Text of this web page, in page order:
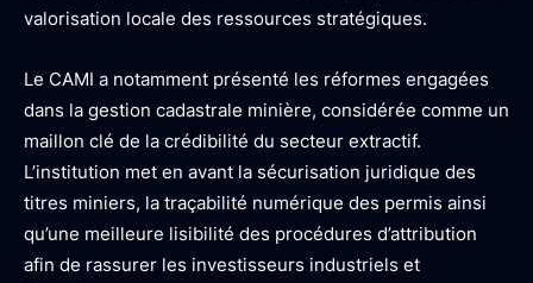
valorisation locale des ressources stratégiques.
Le CAMI a notamment présenté les réformes engagées
dans la gestion cadastrale minière, considérée comme un
maillon clé de la crédibilité du secteur extractif.
L’institution met en avant la sécurisation juridique des
titres miniers, la traçabilité numérique des permis ainsi
qu’une meilleure lisibilité des procédures d’attribution
afin de rassurer les investisseurs industriels et